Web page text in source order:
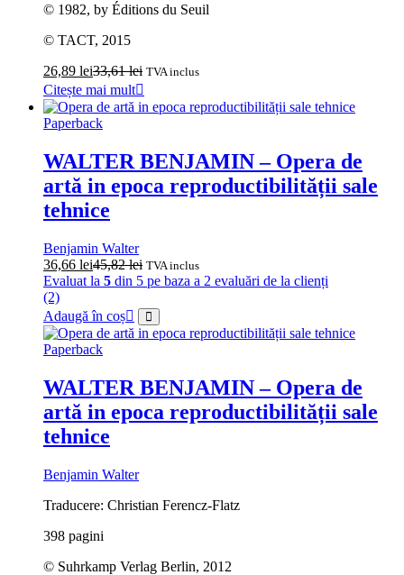
© 1982, by Éditions du Seuil
© TACT, 2015
26,89 lei33,61lei TVA inclus
Citește mai mult
Paperback
WALTER BENJAMIN – Opera de
artă in epoca reproductibilității sale
tehnice
Benjamin Walter
36,66 lei45,82lei TVA inclus
Evaluat la 5 din 5 pe baza a 2 evaluări de la clienți
(2)
Adaugă în coș
Paperback
WALTER BENJAMIN – Opera de
artă in epoca reproductibilității sale
tehnice
Benjamin Walter
Traducere: Christian Ferencz-Flatz
398 pagini
© Suhrkamp Verlag Berlin, 2012